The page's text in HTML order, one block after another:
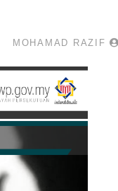
MOHAMAD RAZIF